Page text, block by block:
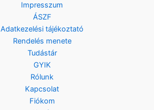
Impresszum
ÁSZF
Adatkezelési tájékoztató
Rendelés menete
Tudástár
GYIK
Rólunk
Kapcsolat
Fiókom